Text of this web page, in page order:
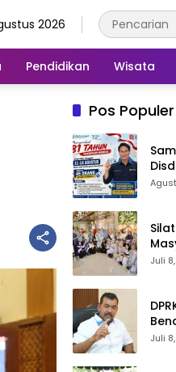
2026
Pendidikan Wisata
Pos Populer
Kak
Juli
Juli